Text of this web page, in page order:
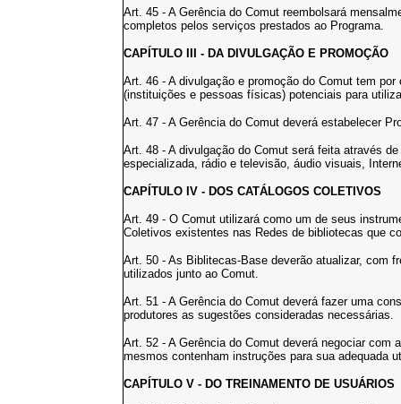
Art. 45 - A Gerência do Comut reembolsará
completos pelos serviços prestados ao Programa.
CAPÍTULO III - DA DIVULGAÇÃO E PROMOÇÃO
Art. 46 - A divulgação e promoção do Comut tem
(instituições e pessoas físicas) potenciais para
Art. 47 - A Gerência do Comut deverá estabelecer
Art. 48 - A divulgação do Comut será feita através
especializada, rádio e televisão, áudio visuais,
CAPÍTULO IV - DOS CATÁLOGOS COLETIVOS
Art. 49 - O Comut utilizará como um de seus
Coletivos existentes nas Redes de bibliotecas que
Art. 50 - As Biblitecas-Base deverão atualizar, com
utilizados junto ao Comut.
Art. 51 - A Gerência do Comut deverá fazer uma
produtores as sugestões consideradas necessárias.
Art. 52 - A Gerência do Comut deverá negociar com
mesmos contenham instruções para sua adequada
CAPÍTULO V - DO TREINAMENTO DE USUÁRIOS